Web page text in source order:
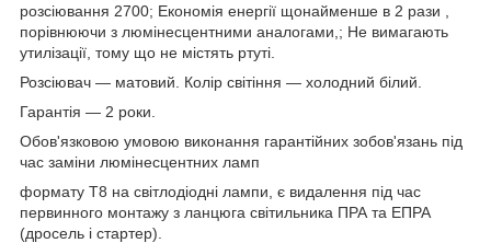
розсіювання 2700; Економія енергії щонайменше в 2 рази ,
порівнюючи з люмінесцентними аналогами,; Не вимагають
утилізації, тому що не містять ртуті.
Розсіювач — матовий. Колір світіння — холодний білий.
Гарантія — 2 роки.
Обов'язковою умовою виконання гарантійних зобов'язань під
час заміни люмінесцентних ламп
формату Т8 на світлодіодні лампи, є видалення під час
первинного монтажу з ланцюга світильника ПРА та ЕПРА
(дросель і стартер).